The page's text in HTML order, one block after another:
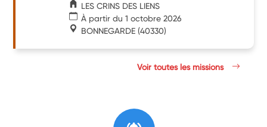
LES CRINS DES LIENS
À partir du 1 octobre 2026
BONNEGARDE (40330)
Voir toutes les missions